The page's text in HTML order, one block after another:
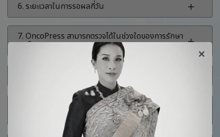
6. ระยะเวลาในการรอผลกี่วัน
7. OncoPress สามารถตรวจได้ในช่วงใดของการรักษา
มะเร็ง?
8. ส่งตัวอย่างการตรวจ OncoPress ไปตรวจที่ไหน
9. ผลการตรวจ OncoPress มีความแม่นยำมากน้อย